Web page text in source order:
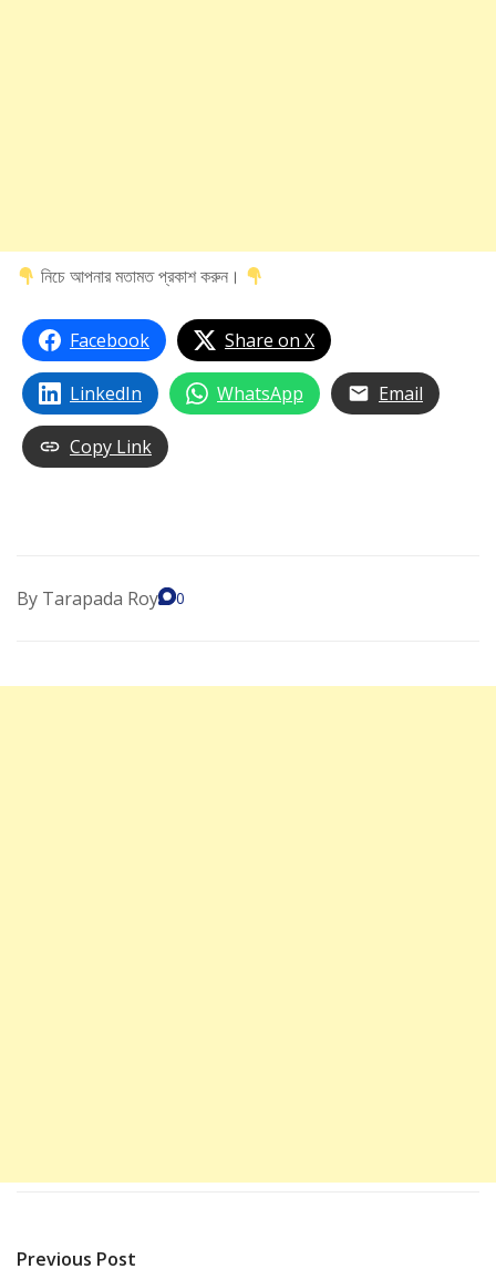
নিচে আপনার মতামত প্রকাশ করুন।
Facebook Share on X
LinkedIn WhatsApp Email
Copy Link
By Tarapada Roy 0
Previous Post